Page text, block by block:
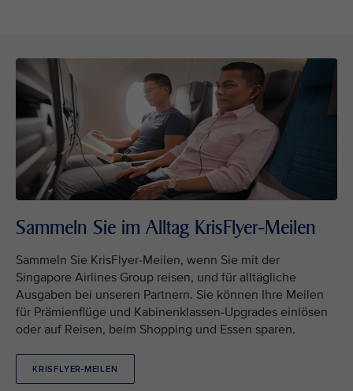
Sammeln Sie im Alltag KrisFlyer-Meilen
Sammeln Sie KrisFlyer-Meilen, wenn Sie mit der
Singapore Airlines Group reisen, und für alltägliche
Ausgaben bei unseren Partnern. Sie können Ihre Meilen
für Prämienflüge und Kabinenklassen-Upgrades einlösen
oder auf Reisen, beim Shopping und Essen sparen.
KRISFLYER-MEILEN